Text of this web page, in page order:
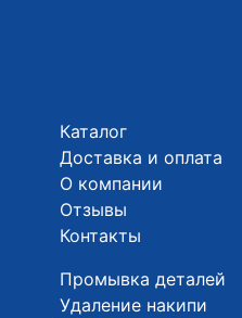
Каталог
Доставка и оплата
О компании
Отзывы
Контакты
Промывка деталей
Удаление накипи